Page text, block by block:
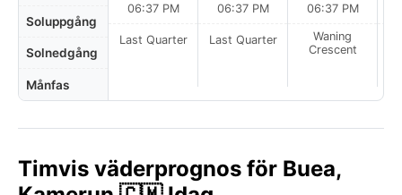
Soluppgång
Solnedgång
Månfas
06:37 PM
Last Quarter
06:37 PM
Last Quarter
06:37 PM
Waning
Crescent
Timvis väderprognos för Buea,